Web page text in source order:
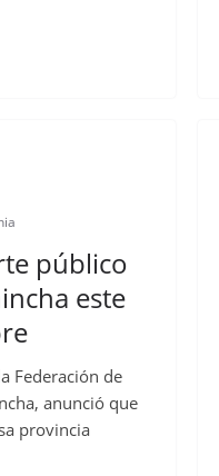
público
este
Federación de
anunció que
provincia